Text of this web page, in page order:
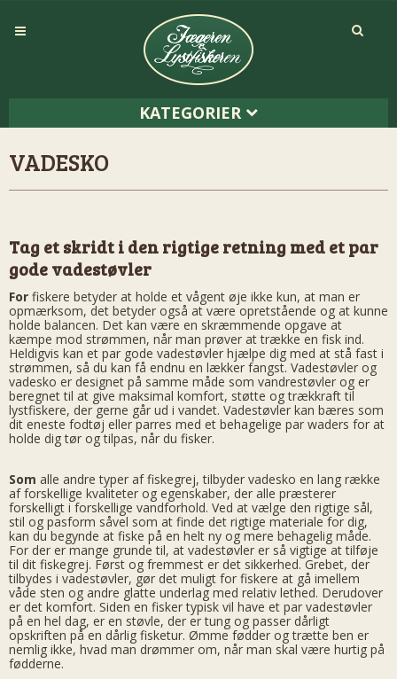
KATEGORIER
VADESKO
Tag et skridt i den rigtige retning med et par
gode vadestøvler
For fiskere betyder at holde et vågent øje ikke kun, at man er
opmærksom, det betyder også at være opretstående og at kunne
holde balancen. Det kan være en skræmmende opgave at
kæmpe mod strømmen, når man prøver at trække en fisk ind.
Heldigvis kan et par gode vadestøvler hjælpe dig med at stå fast i
strømmen, så du kan få endnu en lækker fangst. Vadestøvler og
vadesko er designet på samme måde som vandrestøvler og er
beregnet til at give maksimal komfort, støtte og trækkraft til
lystfiskere, der gerne går ud i vandet. Vadestøvler kan bæres som
dit eneste fodtøj eller parres med et behagelige par waders for at
holde dig tør og tilpas, når du fisker.
Som alle andre typer af fiskegrej, tilbyder vadesko en lang række
af forskellige kvaliteter og egenskaber, der alle præsterer
forskelligt i forskellige vandforhold. Ved at vælge den rigtige sål,
stil og pasform såvel som at finde det rigtige materiale for dig,
kan du begynde at fiske på en helt ny og mere behagelig måde.
For der er mange grunde til, at vadestøvler er så vigtige at tilføje
til dit fiskegrej. Først og fremmest er det sikkerhed. Grebet, der
tilbydes i vadestøvler, gør det muligt for fiskere at gå imellem
våde sten og andre glatte underlag med relativ lethed. Derudover
er det komfort. Siden en fisker typisk vil have et par vadestøvler
på en hel dag, er en støvle, der er tung og passer dårligt
opskriften på en dårlig fisketur. Ømme fødder og trætte ben er
nemlig ikke, hvad man drømmer om, når man skal være hurtig på
fødderne.